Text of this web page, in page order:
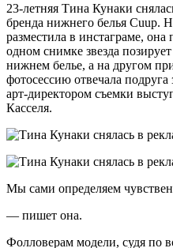
23-летняя Тина Кунаки
бренда нижнего белья Cuup.
разместила в инстаграме,
одном снимке звезда
нижнем белье, а на другом
фотосессию отвечала
арт-директором съемки
Касселя.
Мы сами определяем
— пишет она.
Фолловерам модели, судя по